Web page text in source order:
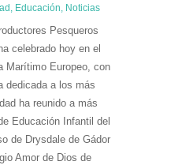
, Educación, Noticias
Pesqueros
celebrado hoy en el
Marítimo Europeo, con
dedicada a los más
ha reunido a más
Educación Infantil del
de Drysdale de Gádor
Amor de Dios de